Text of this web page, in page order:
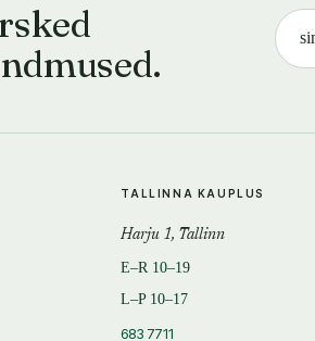
TALLINNA KAUPLUS
Harju 1, Tallinn
E–R 10–19
L–P 10–17
683 7711